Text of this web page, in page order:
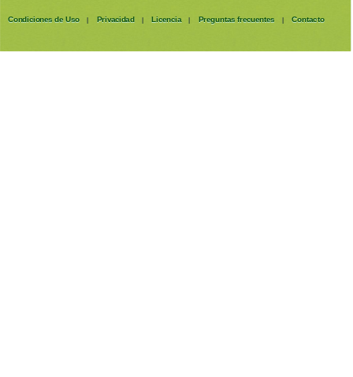
Condiciones de Uso | Privacidad | Licencia | Preguntas frecuentes | Contacto